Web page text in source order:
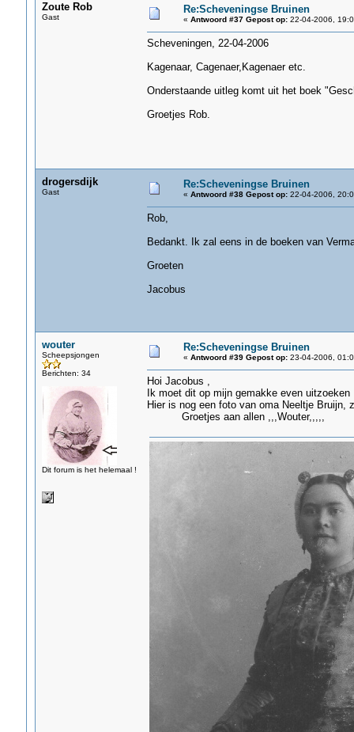
Zoute Rob
Gast
Re:Scheveningse Bruinen
« Antwoord #37 Gepost op:22-04-2006,
Scheveningen, 22-04-2006
Kagenaar, Cagenaer,Kagenaer etc.
Onderstaande uitleg komt uit het boek
Groetjes Rob.
drogersdijk
Gast
Re:Scheveningse Bruinen
« Antwoord #38 Gepost op:22-04-2006,
Rob,
Bedankt. Ik zal eens in de boeken van
Groeten
Jacobus
wouter
Scheepsjongen
Berichten: 34
Dit forum is het helemaal !
Re:Scheveningse Bruinen
« Antwoord #39 Gepost op:23-04-2006,
Hoi Jacobus ,
Ik moet dit op mijn gemakke even
Hier is nog een foto van oma Neeltje Bruijn,
Groetjes aan allen ,,,Wouter,,,,,